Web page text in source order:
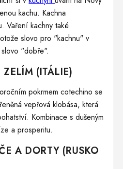
kachu. Kachna
Vaření kachny také
slovo pro "kachnu" v
"dobře".
(ITÁLIE)
pokrmem cotechino se
vepřová klobása, která
Kombinace s dušeným
a prosperitu.
A DORTY (RUSKO